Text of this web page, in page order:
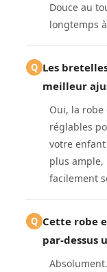
Douce au
longtemps
Q Les
meilleur
Oui, la
réglables
votre
plus ample,
facilement
Q Cette robe
par-dessus